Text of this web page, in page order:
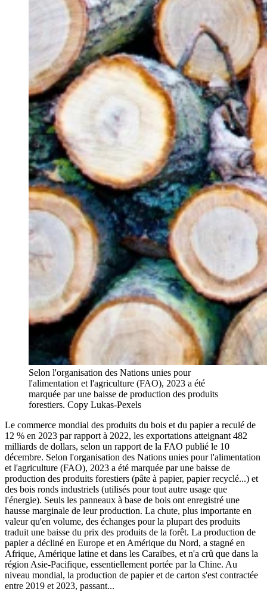
Selon l'organisation des Nations unies pour
l'alimentation et l'agriculture (FAO), 2023 a été
marquée par une baisse de production des produits
forestiers. Copy Lukas-Pexels
Le commerce mondial des produits du bois et du papier a reculé de
12 % en 2023 par rapport à 2022, les exportations atteignant 482
milliards de dollars, selon un rapport de la FAO publié le 10
décembre. Selon l'organisation des Nations unies pour l'alimentation
et l'agriculture (FAO), 2023 a été marquée par une baisse de
production des produits forestiers (pâte à papier, papier recyclé...) et
des bois ronds industriels (utilisés pour tout autre usage que
l'énergie). Seuls les panneaux à base de bois ont enregistré une
hausse marginale de leur production. La chute, plus importante en
valeur qu'en volume, des échanges pour la plupart des produits
traduit une baisse du prix des produits de la forêt. La production de
papier a décliné en Europe et en Amérique du Nord, a stagné en
Afrique, Amérique latine et dans les Caraïbes, et n'a crû que dans la
région Asie-Pacifique, essentiellement portée par la Chine. Au
niveau mondial, la production de papier et de carton s'est contractée
entre 2019 et 2023, passant...